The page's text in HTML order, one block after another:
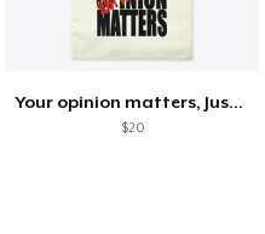
Your opinion matters, Just not to me!
$20